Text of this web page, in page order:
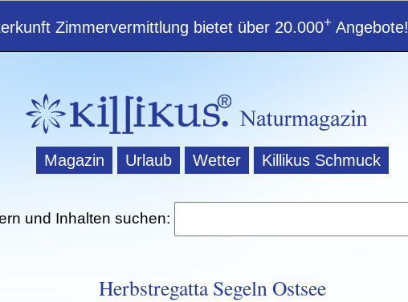
Zimmervermittlung bietet über 20.000+ Angebote!
Magazin Urlaub Wetter Killikus Schmuck
und Inhalten suchen:
Herbstregatta Segeln Ostsee